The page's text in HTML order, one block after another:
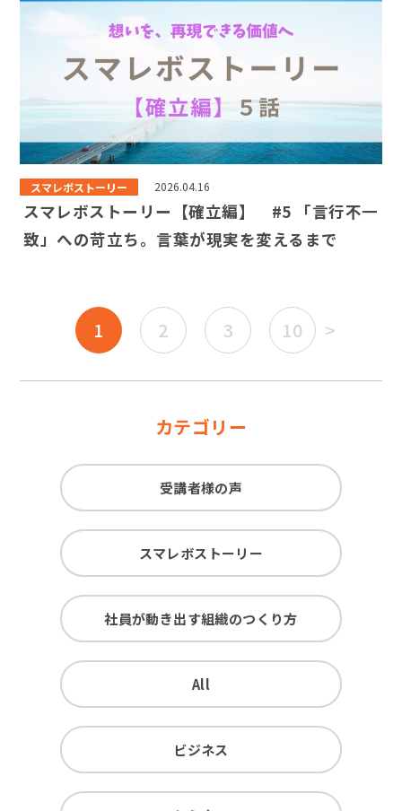
スマレボストーリー 2026.04.16
スマレボストーリー【確立編】 #5 「言行不一
致」への苛立ち。言葉が現実を変えるまで
1 2 3 10 >
カテゴリー
受講者様の声
スマレボストーリー
社員が動き出す組織のつくり方
All
ビジネス